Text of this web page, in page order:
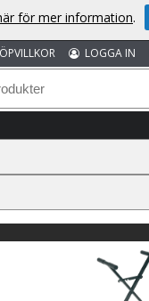
LOGGA IN
för mer information.